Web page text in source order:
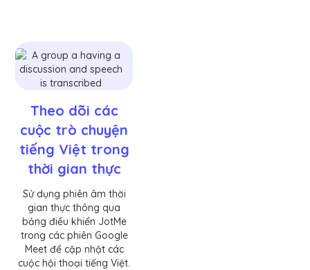
Theo dõi các
cuộc trò chuyện
tiếng Việt trong
thời gian thực
Sử dụng phiên âm thời
gian thực thông qua
bảng điều khiển JotMe
trong các phiên Google
Meet để cập nhật các
cuộc hội thoại tiếng Việt.